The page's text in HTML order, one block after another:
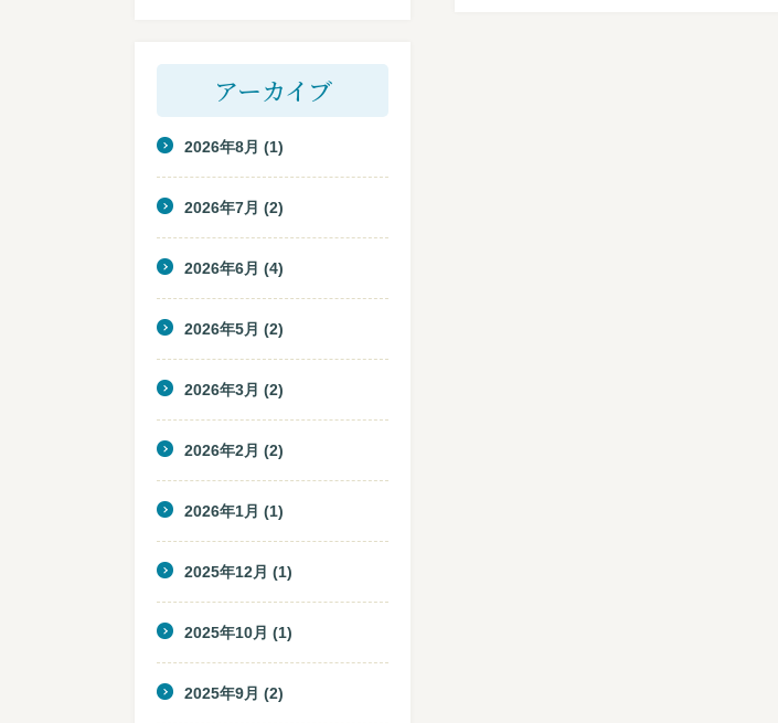
アーカイブ
2026年8月 (1)
2026年7月 (2)
2026年6月 (4)
2026年5月 (2)
2026年3月 (2)
2026年2月 (2)
2026年1月 (1)
2025年12月 (1)
2025年10月 (1)
2025年9月 (2)